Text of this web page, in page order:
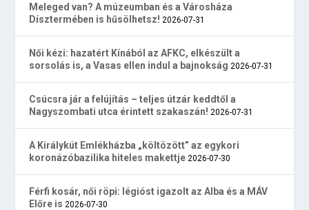
Meleged van? A múzeumban és a Városháza
Dísztermében is hűsölhetsz! 2026-07-31
Női kézi: hazatért Kínából az AFKC, elkészült a
sorsolás is, a Vasas ellen indul a bajnokság 2026-07-31
Csúcsra jár a felújítás – teljes útzár keddtől a
Nagyszombati utca érintett szakaszán! 2026-07-31
A Királykút Emlékházba „költözött” az egykori
koronázóbazilika hiteles makettje 2026-07-30
Férfi kosár, női röpi: légióst igazolt az Alba és a MÁV
Előre is 2026-07-30